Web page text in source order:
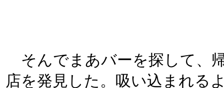
そんでまあバーを探して、
店を発見した。吸い込まれる